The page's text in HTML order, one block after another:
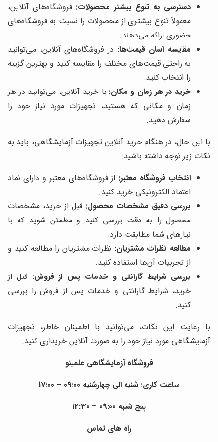
دسترسی به تنوع بیشتر محصولات: فروشگاه‌های آنلاین،
معمولاً تنوع بیشتری از محصولات را نسبت به فروشگاه‌های
حضوری ارائه می‌دهند.
مقایسه آسان قیمت‌ها: در فروشگاه‌های آنلاین، می‌توانید
به راحتی قیمت‌های مختلف را مقایسه کنید و بهترین گزینه
را انتخاب کنید.
خرید در هر زمان و مکان: با خرید آنلاین، می‌توانید در هر
زمان و مکانی که هستید، تجهیزات مورد نیاز خود را
سفارش دهید.
با این حال، در هنگام خرید آنلاین تجهیزات آزمایشگاهی، باید به
نکات زیر توجه داشته باشید:
انتخاب فروشگاه معتبر: از فروشگاه‌های معتبر و دارای نماد
اعتماد الکترونیکی خرید کنید.
بررسی دقیق مشخصات محصول: قبل از خرید، مشخصات
محصول را به دقت بررسی کنید و مطمئن شوید که با
نیازهای شما مطابقت دارد.
مطالعه نظرات مشتریان: نظرات مشتریان را مطالعه کنید و
از تجربیات آن‌ها استفاده کنید.
بررسی شرایط گارانتی و خدمات پس از فروش: قبل از
خرید، شرایط گارانتی و خدمات پس از فروش را بررسی
کنید.
با رعایت این نکات، می‌توانید با اطمینان خاطر، تجهیزات
آزمایشگاهی مورد نیاز خود را به صورت آنلاین خریداری کنید.
فروشگاه آزمایشگاهی علمینو
ساعت کاری: شنبه الی چهارشنبه 09:00 – 17:00
پنج شنبه 09:00 – 12:30
راه های تماس